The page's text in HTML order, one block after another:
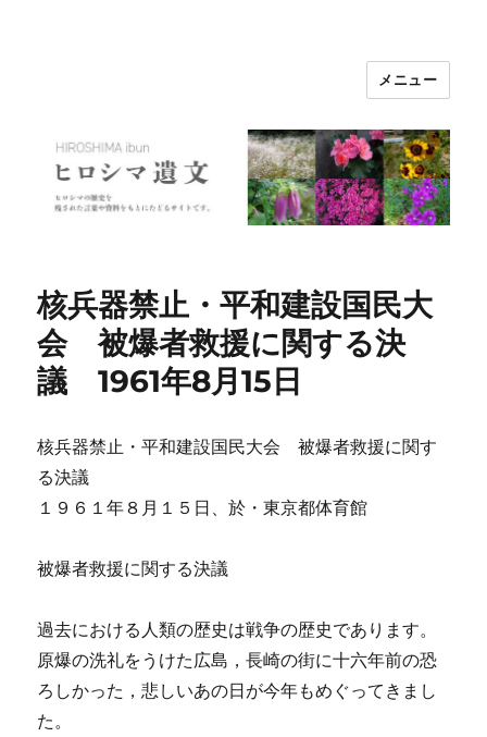
メニュー
核兵器禁止・平和建設国民大
会 被爆者救援に関する決
議 1961年8月15日
核兵器禁止・平和建設国民大会 被爆者救援に関す
る決議
１９６１年８月１５日、於・東京都体育館
被爆者救援に関する決議
過去における人類の歴史は戦争の歴史であります。
原爆の洗礼をうけた広島，長崎の街に十六年前の恐
ろしかった，悲しいあの日が今年もめぐってきまし
た。